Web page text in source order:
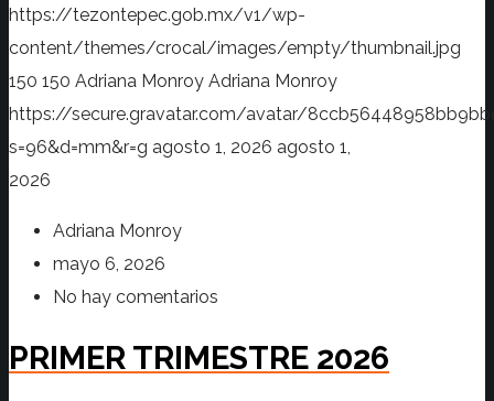
https://tezontepec.gob.mx/v1/wp-
content/themes/crocal/images/empty/thumbnail.jpg
150 150 Adriana Monroy Adriana Monroy
https://secure.gravatar.com/avatar/
s=96&d=mm&r=g agosto 1, 2026 agosto 1,
2026
Adriana Monroy
mayo 6, 2026
No hay comentarios
PRIMER TRIMESTRE 2026